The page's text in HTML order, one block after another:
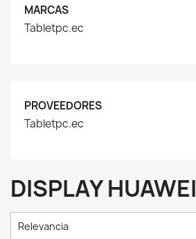
MARCAS
Tabletpc.ec
PROVEEDORES
Tabletpc.ec
DISPLAY HUAWEI
Relevancia